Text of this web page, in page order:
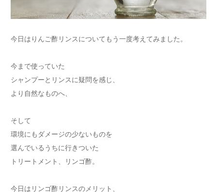
今日はりんご酢リンスについてもう一度考えてみました。
今まで使っていた
シャンプーとリンスに疑問を感じ、
より自然なものへ、
そして
環境にもダメージの少ないものを
選んでいるうちに行きついた
トリートメント、リンゴ酢。
今日はリンゴ酢リンスのメリット、